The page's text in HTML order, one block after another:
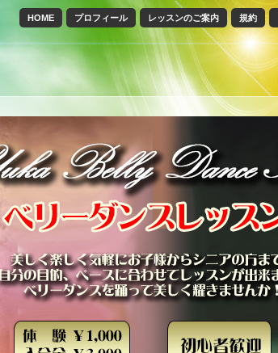
規約
レッスンのご案内
プロフィール
HOME